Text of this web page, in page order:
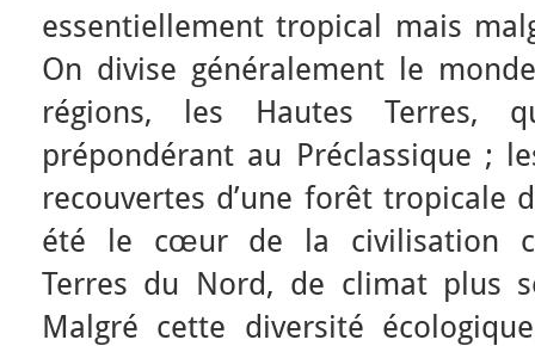
essentiellement tropical mais
On divise généralement le
régions, les Hautes
prépondérant au Préclassique ;
recouvertes d’une forêt tropicale
été le cœur de la civilisation
Terres du Nord, de climat plus
Malgré cette diversité